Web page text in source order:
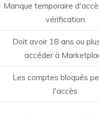
Manque temporaire
vérification
Doit avoir 18 ans ou
accéder à
Les comptes bloqués
l'accès